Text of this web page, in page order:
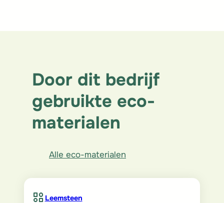
Door dit bedrijf
gebruikte eco-
materialen
Alle eco-materialen
Leemsteen